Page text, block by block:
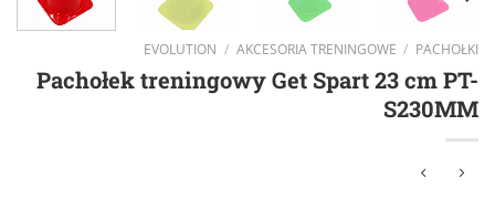
EVOLUTION / AKCESORIA TRENINGOWE / PACHOŁKI
Pachołek treningowy Get Spart 23 cm PT-
S230MM